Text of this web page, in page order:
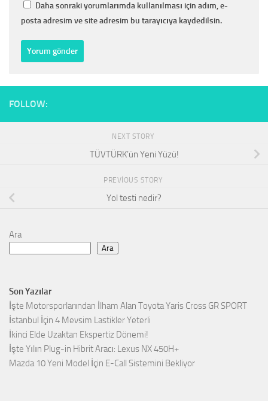
Daha sonraki yorumlarımda kullanılması için adım, e-
posta adresim ve site adresim bu tarayıcıya kaydedilsin.
FOLLOW:
NEXT STORY
TÜVTÜRK’ün Yeni Yüzü!
PREVIOUS STORY
Yol testi nedir?
Ara
Ara
Son Yazılar
İşte Motorsporlarından İlham Alan Toyota Yaris Cross GR SPORT
İstanbul İçin 4 Mevsim Lastikler Yeterli
İkinci Elde Uzaktan Ekspertiz Dönemi!
İşte Yılın Plug-in Hibrit Aracı: Lexus NX 450H+
Mazda 10 Yeni Model İçin E-Call Sistemini Bekliyor